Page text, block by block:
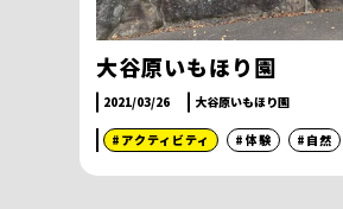
大谷原いもほり園
2021/03/26 大谷原いもほり園
#アクティビティ #体験 #自然